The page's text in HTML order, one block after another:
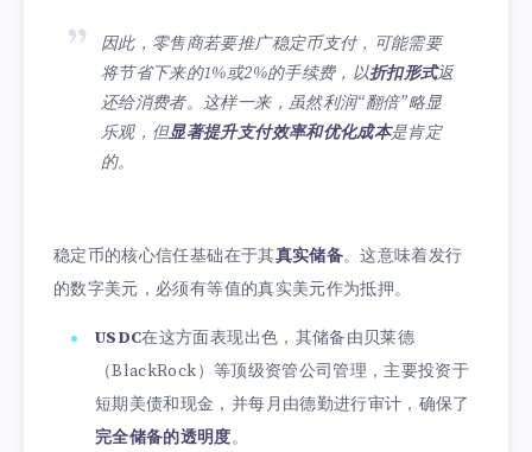
因此，零售商若要推广稳定币支付，可能需要
将节省下来的1%或2%的手续费，以折扣形式返
还给消费者。这样一来，虽然利润“翻倍”略显
乐观，但显著提升支付效率和优化成本是肯定
的。
稳定币的核心信任基础在于其真实储备。这意味着发行
的数字美元，必须有等值的真实美元作为抵押。
USDC在这方面表现出色，其储备由贝莱德
（BlackRock）等顶级资管公司管理，主要投资于
短期美债和现金，并每月由德勤进行审计，确保了
完全储备的透明度。